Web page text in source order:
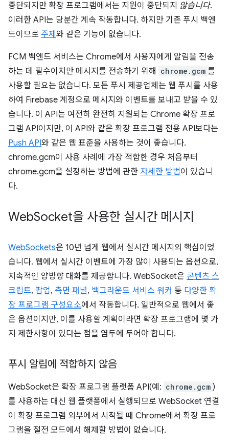
중단되지만 확장 프로그램에서는 지원이 중단되지 않습니다.
이러한 API는 당분간 계속 작동합니다. 하지만 기존 푸시 백엔
드이므로 주제 와 같은 기능이 없습니다.
FCM 백엔드 서비스는 Chrome에서 사용자에게 알림을 전송
하는 데 필수이지만 메시지를 전송하기 위해
chrome.gcm 를
사용할 필요는 없습니다. 모든 푸시 제공업체는 웹 푸시를 사용
하여 Firebase 계정으로 메시지와 이벤트를 보내고 받을 수 있
습니다. 이 API는 여전히 완전히 지원되는 Chrome 확장 프로
그램 API이지만, 이 API와 같은 확장 프로그램 전용 API보다는
Push API와 같은 웹 표준을 사용하는 것이 좋습니다.
chrome.gcm이 사용 사례에 가장 적합한 경우 처음부터
chrome.gcm을 설정하는 방법에 관한 자세한 방법이 있습니
다.
WebSocket을 사용한 실시간 메시지
WebSockets은 10년 넘게 웹에서 실시간 메시지의 핵심이었
습니다. 웹에서 실시간 이벤트에 가장 많이 사용되는 옵션으로,
지속적인 양방향 대화를 제공합니다. WebSocket은 콘텐츠 스
크립트, 팝업, 측면 패널, 백그라운드 서비스 워커 등 다양한 확
장 프로그램 구성요소에서 작동합니다. 일반적으로 웹에서 좋
은 옵션이지만, 이를 사용할 계획이라면 확장 프로그램에 몇 가
지 제한사항이 있다는 점을 염두에 두어야 합니다.
푸시 알림에 적합하지 않음
WebSocket은 확장 프로그램 플랫폼 API(예: chrome.gcm )
를 사용하는 대신 웹 플랫폼에서 실행되므로 WebSocket 연결
이 확장 프로그램 외부에서 시작될 때 Chrome에서 확장 프로
그램을 절전 모드에서 해제할 방법이 없습니다.